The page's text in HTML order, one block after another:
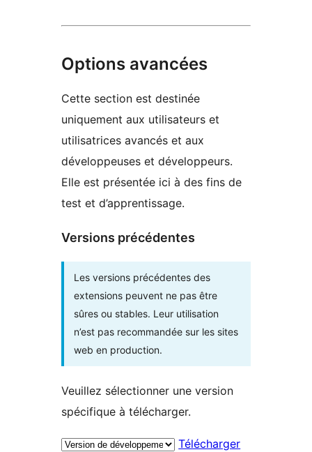
Options avancées
Cette section est destinée
uniquement aux utilisateurs et
utilisatrices avancés et aux
développeuses et développeurs.
Elle est présentée ici à des fins de
test et d’apprentissage.
Versions précédentes
Les versions précédentes des
extensions peuvent ne pas être
sûres ou stables. Leur utilisation
n’est pas recommandée sur les sites
web en production.
Veuillez sélectionner une version
spécifique à télécharger.
Télécharger